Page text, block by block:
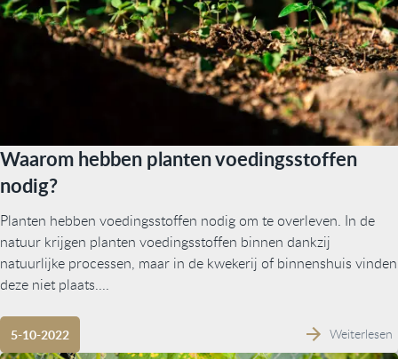
Waarom hebben planten voedingsstoffen
nodig?
Planten hebben voedingsstoffen nodig om te overleven. In de
natuur krijgen planten voedingsstoffen binnen dankzij
natuurlijke processen, maar in de kwekerij of binnenshuis vinden
deze niet plaats....
5-10-2022 Weiterlesen